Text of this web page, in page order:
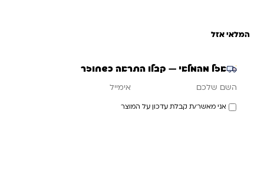
המלאי אזל
אזל מהמלאי — קבלו התראה כשחוזר
אני מאשר/ת קבלת עדכון על המוצר